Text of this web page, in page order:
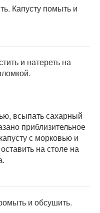
Капусту помыть и
и натереть на
всыпать сахарный
приблизительное
с морковью и
на столе на
и обсушить.